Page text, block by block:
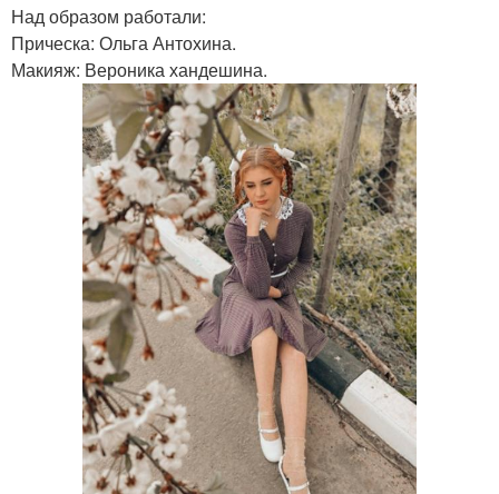
Над образом работали:
Прическа: Ольга Антохина.
Макияж: Вероника хандешина.